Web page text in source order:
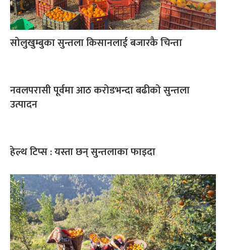
सोलुखुम्बुका सुन्तला किसानलाई बजारकै चिन्ता
नवलपरासी पूर्वमा आठ करोडभन्दा बढीको सुन्तला
उत्पादन
हेल्थ टिप्स : यस्ता छन् सुन्तलाका फाइदा